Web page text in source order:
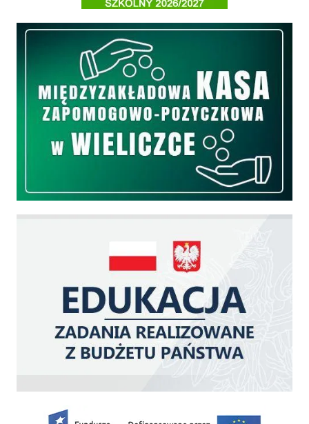
Międzyzakładowa Kasa Zapomogowo - Pożyczkowa
Zakup fabrycznie nowego, średniego samochodu ratowniczo-gaśniczego z